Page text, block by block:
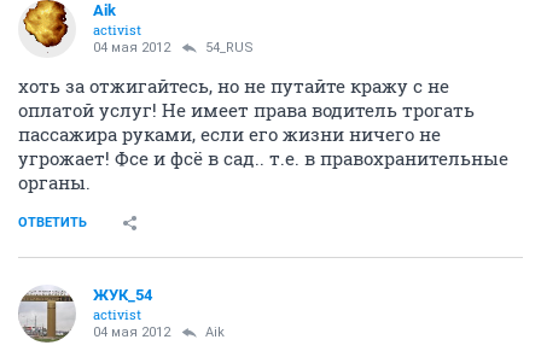
Aik
activist
04 мая 2012 54_RUS
хоть за отжигайтесь, но не путайте кражу с не
оплатой услуг! Не имеет права водитель трогать
пассажира руками, если его жизни ничего не
угрожает! Фсе и фсё в сад.. т.е. в правохранительные
органы.
ОТВЕТИТЬ
ЖУК_54
activist
04 мая 2012 Aik